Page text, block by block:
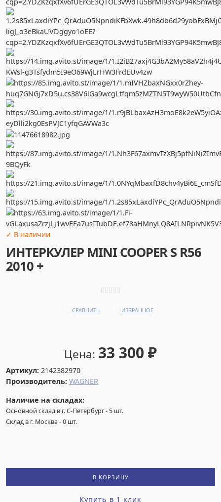
✓ В наличии
ИНТЕРКУЛЕР MINI COOPER S R56
2010 +
СРАВНИТЬ ИЗБРАННОЕ
Цена: 33 300 ₽
Артикул: 2142382970
Производитель: WAGNER
Наличие на складах:
Основной склад в г. С-Петербург-5 шт.
Склад в г. Москва -0 шт.
В КОРЗИНУ
Купить в 1 клик